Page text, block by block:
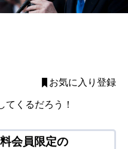
お気に入り登録
てくるだろう！
会員限定の